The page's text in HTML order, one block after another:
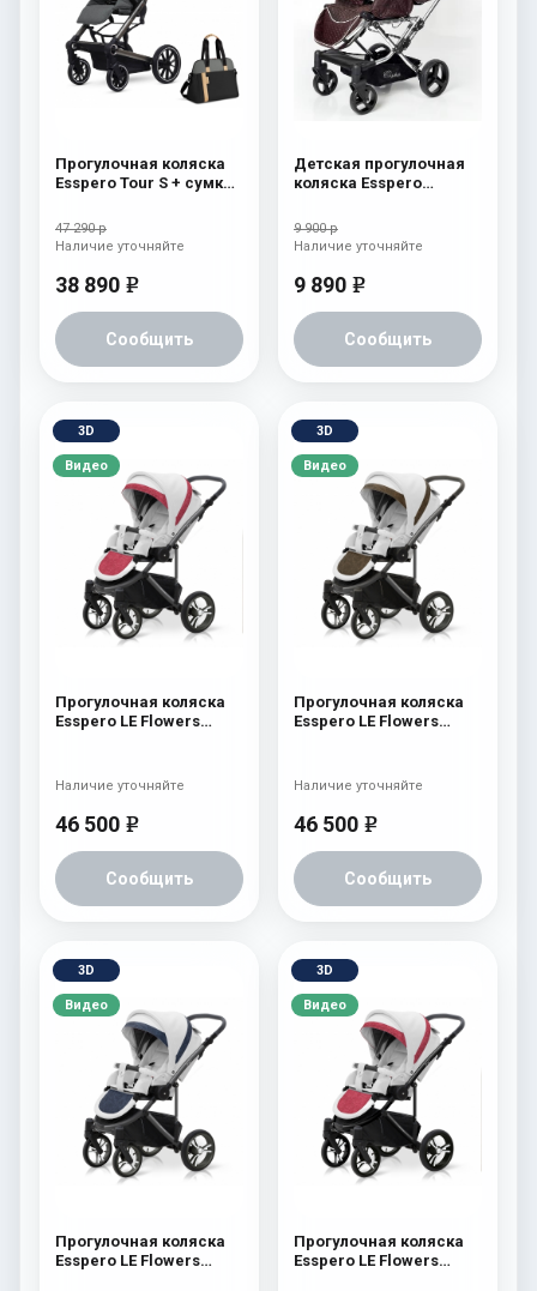
Прогулочная коляска
Esspero Tour S + сумка
47 290 р
38 890 e
Сообщить
Наличие уточняйте
Детская прогулочная
коляска Esspero
9 900 р
9 890 e
Сообщить
Наличие уточняйте
3D
Видео
Прогулочная коляска
Esspero LE Flowers
46 500 e
Сообщить
Наличие уточняйте
3D
Видео
Прогулочная коляска
Esspero LE Flowers
46 500 e
Сообщить
Наличие уточняйте
3D
Видео
Прогулочная коляска
Esspero LE Flowers
3D
Видео
Прогулочная коляска
Esspero LE Flowers